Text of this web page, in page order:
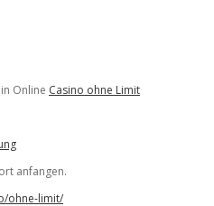
Online Casino ohne Limit
anfangen.
ohne-limit/